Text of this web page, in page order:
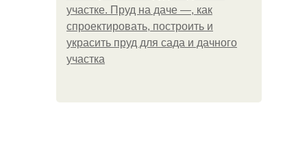
участке. Пруд на даче —, как
спроектировать, построить и
украсить пруд для сада и дачного
участка